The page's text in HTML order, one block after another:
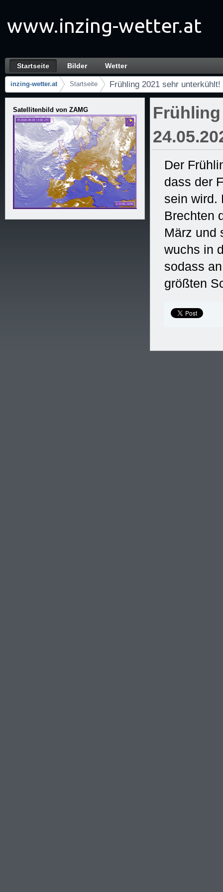
Frühling 2021 sehr unterkühlt! 24.05.2021
Navigation
Startseite Bilder Wetter
Brotkrumen (Wo bin ich?)
inzing-wetter.at Startseite Frühling 2021 sehr unterkühlt!
Satellitenbild von ZAMG
Der
dass der
sein wird.
Brechten
März und
wuchs in
sodass
größten